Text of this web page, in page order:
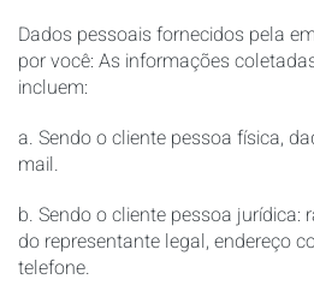
Dados pessoais fornecidos pela
por você: As informações
incluem:
a. Sendo o cliente pessoa física,
mail.
b. Sendo o cliente pessoa jurídica:
do representante legal, endereço
telefone.